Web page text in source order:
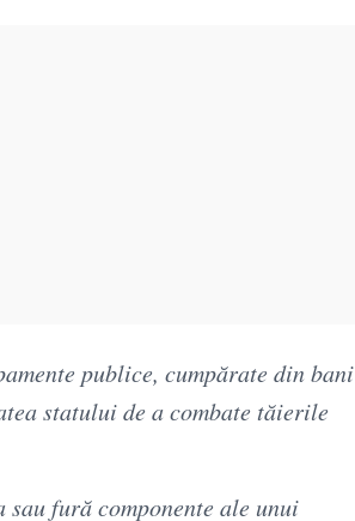
publice, cumpărate din bani
statului de a combate tăierile
fură componente ale unui